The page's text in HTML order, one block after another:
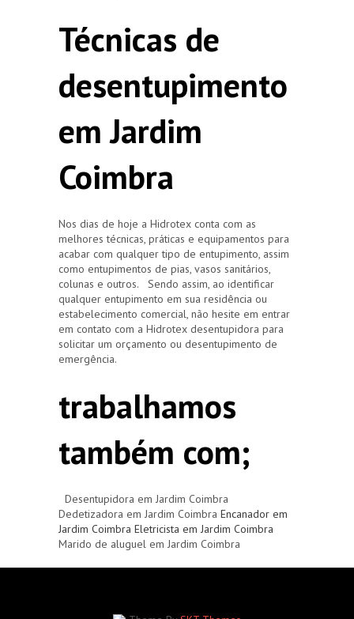
Técnicas de
desentupimento
em Jardim
Coimbra
Nos dias de hoje a Hidrotex conta com as
melhores técnicas, práticas e equipamentos para
acabar com qualquer tipo de entupimento, assim
como entupimentos de pias, vasos sanitários,
colunas e outros. Sendo assim, ao identificar
qualquer entupimento em sua residência ou
estabelecimento comercial, não hesite em entrar
em contato com a Hidrotex desentupidora para
solicitar um orçamento ou desentupimento de
emergência.
trabalhamos
também com;
Desentupidora em Jardim Coimbra
Dedetizadora em Jardim Coimbra Encanador em
Jardim Coimbra Eletricista em Jardim Coimbra
Marido de aluguel em Jardim Coimbra